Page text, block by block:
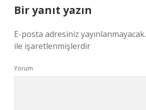
Bir yanıt yazın
E-posta adresiniz yayınlanmayacak.
ile işaretlenmişlerdir
Yorum